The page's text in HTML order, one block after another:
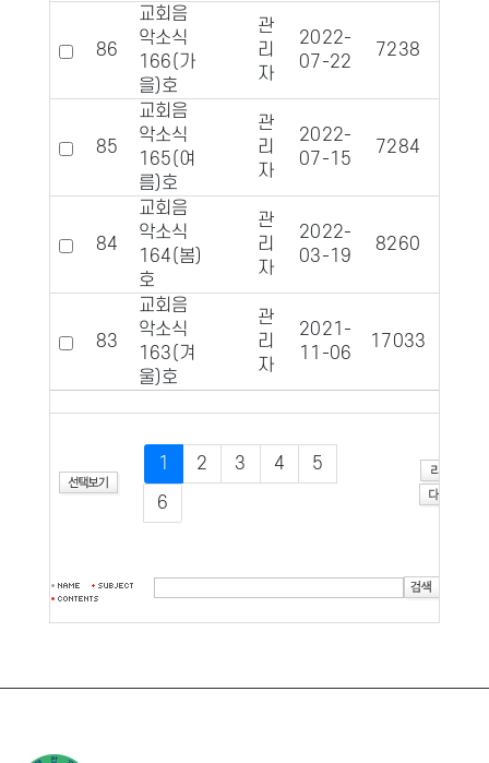
86
교회음
악소식
166(가
을)호
관
리
자
2022-
07-22
7238
85
교회음
악소식
165(여
름)호
관
리
자
2022-
07-15
7284
84
교회음
악소식
164(봄)
호
관
리
자
2022-
03-19
8260
83
교회음
악소식
163(겨
울)호
관
리
자
2021-
11-06
17033
1 2 3 4
5
6